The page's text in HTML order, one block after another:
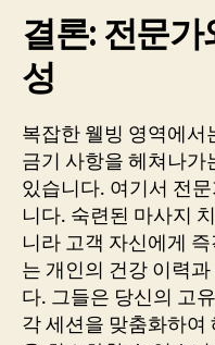
결론: 전문
성
복잡한 웰빙 영역에서
금기 사항을 헤쳐나가
있습니다. 여기서 전
니다. 숙련된 마사지
니라 고객 자신에게
는 개인의 건강 이력
다. 그들은 당신의 고
각 세션을 맞춤화하여